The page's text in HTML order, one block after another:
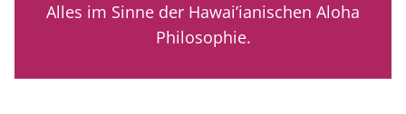
Alles im Sinne der Hawai’ianischen Aloha
Philosophie.